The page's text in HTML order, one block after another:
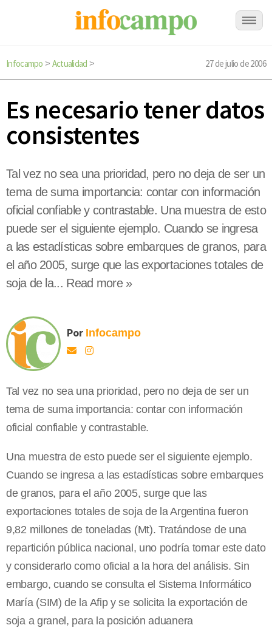
Infocampo > Actualidad > 27 de julio de 2006
Es necesario tener datos
consistentes
Tal vez no sea una prioridad, pero no deja de ser un
tema de suma importancia: contar con información
oficial confiable y contrastable. Una muestra de esto
puede ser el siguiente ejemplo. Cuando se ingresa
a las estadísticas sobre embarques de granos, para
el año 2005, surge que las exportaciones totales de
soja de la... Read more »
Por Infocampo
Tal vez no sea una prioridad, pero no deja de ser un
tema de suma importancia: contar con información
oficial confiable y contrastable.
Una muestra de esto puede ser el siguiente ejemplo.
Cuando se ingresa a las estadísticas sobre embarques
de granos, para el año 2005, surge que las
exportaciones totales de soja de la Argentina fueron
9,82 millones de toneladas (Mt). Tratándose de una
repartición pública nacional, uno podría tomar este dato
y considerarlo como oficial a la hora del análisis. Sin
embargo, cuando se consulta el Sistema Informático
María (SIM) de la Afip y se solicita la exportación de
soja a granel, para la posición aduanera